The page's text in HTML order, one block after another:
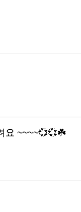
요 ~~~~💞💞☘️